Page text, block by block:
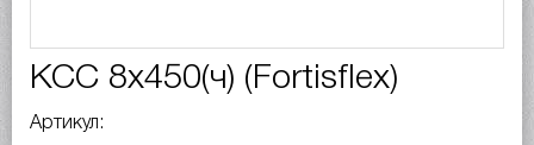
КСС 8x450(ч) (Fortisflex)
Артикул: